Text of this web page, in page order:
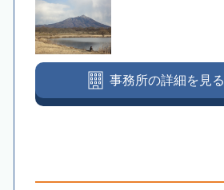
事務所の詳細を見る